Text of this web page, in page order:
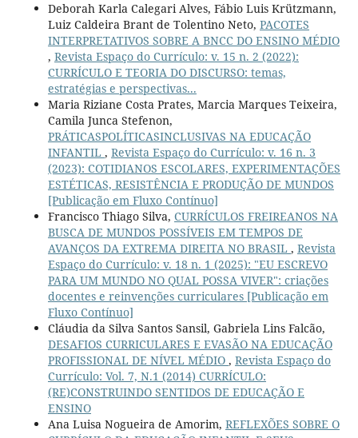
Deborah Karla Calegari Alves, Fábio Luis Krützmann,
Luiz Caldeira Brant de Tolentino Neto, PACOTES
INTERPRETATIVOS SOBRE A BNCC DO ENSINO MÉDIO
, Revista Espaço do Currículo: v. 15 n. 2 (2022):
CURRÍCULO E TEORIA DO DISCURSO: temas,
estratégias e perspectivas...
Maria Riziane Costa Prates, Marcia Marques Teixeira,
Camila Junca Stefenon,
PRÁTICASPOLÍTICASINCLUSIVAS NA EDUCAÇÃO
INFANTIL , Revista Espaço do Currículo: v. 16 n. 3
(2023): COTIDIANOS ESCOLARES, EXPERIMENTAÇÕES
ESTÉTICAS, RESISTÊNCIA E PRODUÇÃO DE MUNDOS
[Publicação em Fluxo Contínuo]
Francisco Thiago Silva, CURRÍCULOS FREIREANOS NA
BUSCA DE MUNDOS POSSÍVEIS EM TEMPOS DE
AVANÇOS DA EXTREMA DIREITA NO BRASIL , Revista
Espaço do Currículo: v. 18 n. 1 (2025): "EU ESCREVO
PARA UM MUNDO NO QUAL POSSA VIVER": criações
docentes e reinvenções curriculares [Publicação em
Fluxo Contínuo]
Cláudia da Silva Santos Sansil, Gabriela Lins Falcão,
DESAFIOS CURRICULARES E EVASÃO NA EDUCAÇÃO
PROFISSIONAL DE NÍVEL MÉDIO , Revista Espaço do
Currículo: Vol. 7, N.1 (2014) CURRÍCULO:
(RE)CONSTRUINDO SENTIDOS DE EDUCAÇÃO E
ENSINO
Ana Luisa Nogueira de Amorim, REFLEXÕES SOBRE O